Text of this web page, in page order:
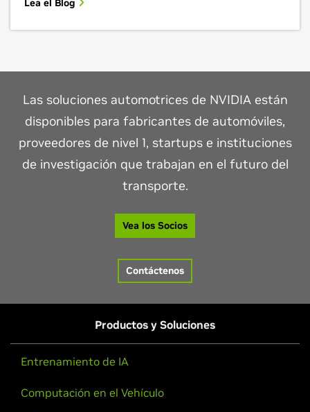
Las soluciones automotrices de NVIDIA están
disponibles para fabricantes de automóviles,
proveedores de nivel 1, startups e instituciones
de investigación que trabajan en el futuro del
transporte.
Vea los Socios
Contáctenos
Productos y Soluciones
Entrenamiento de IA
Computación en el Vehículo